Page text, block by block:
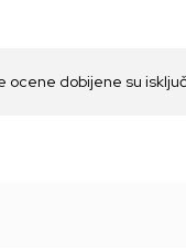
ocene dobijene su